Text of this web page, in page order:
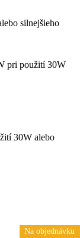
Na objednávku
silnejšieho
pri použití 30W
30W alebo